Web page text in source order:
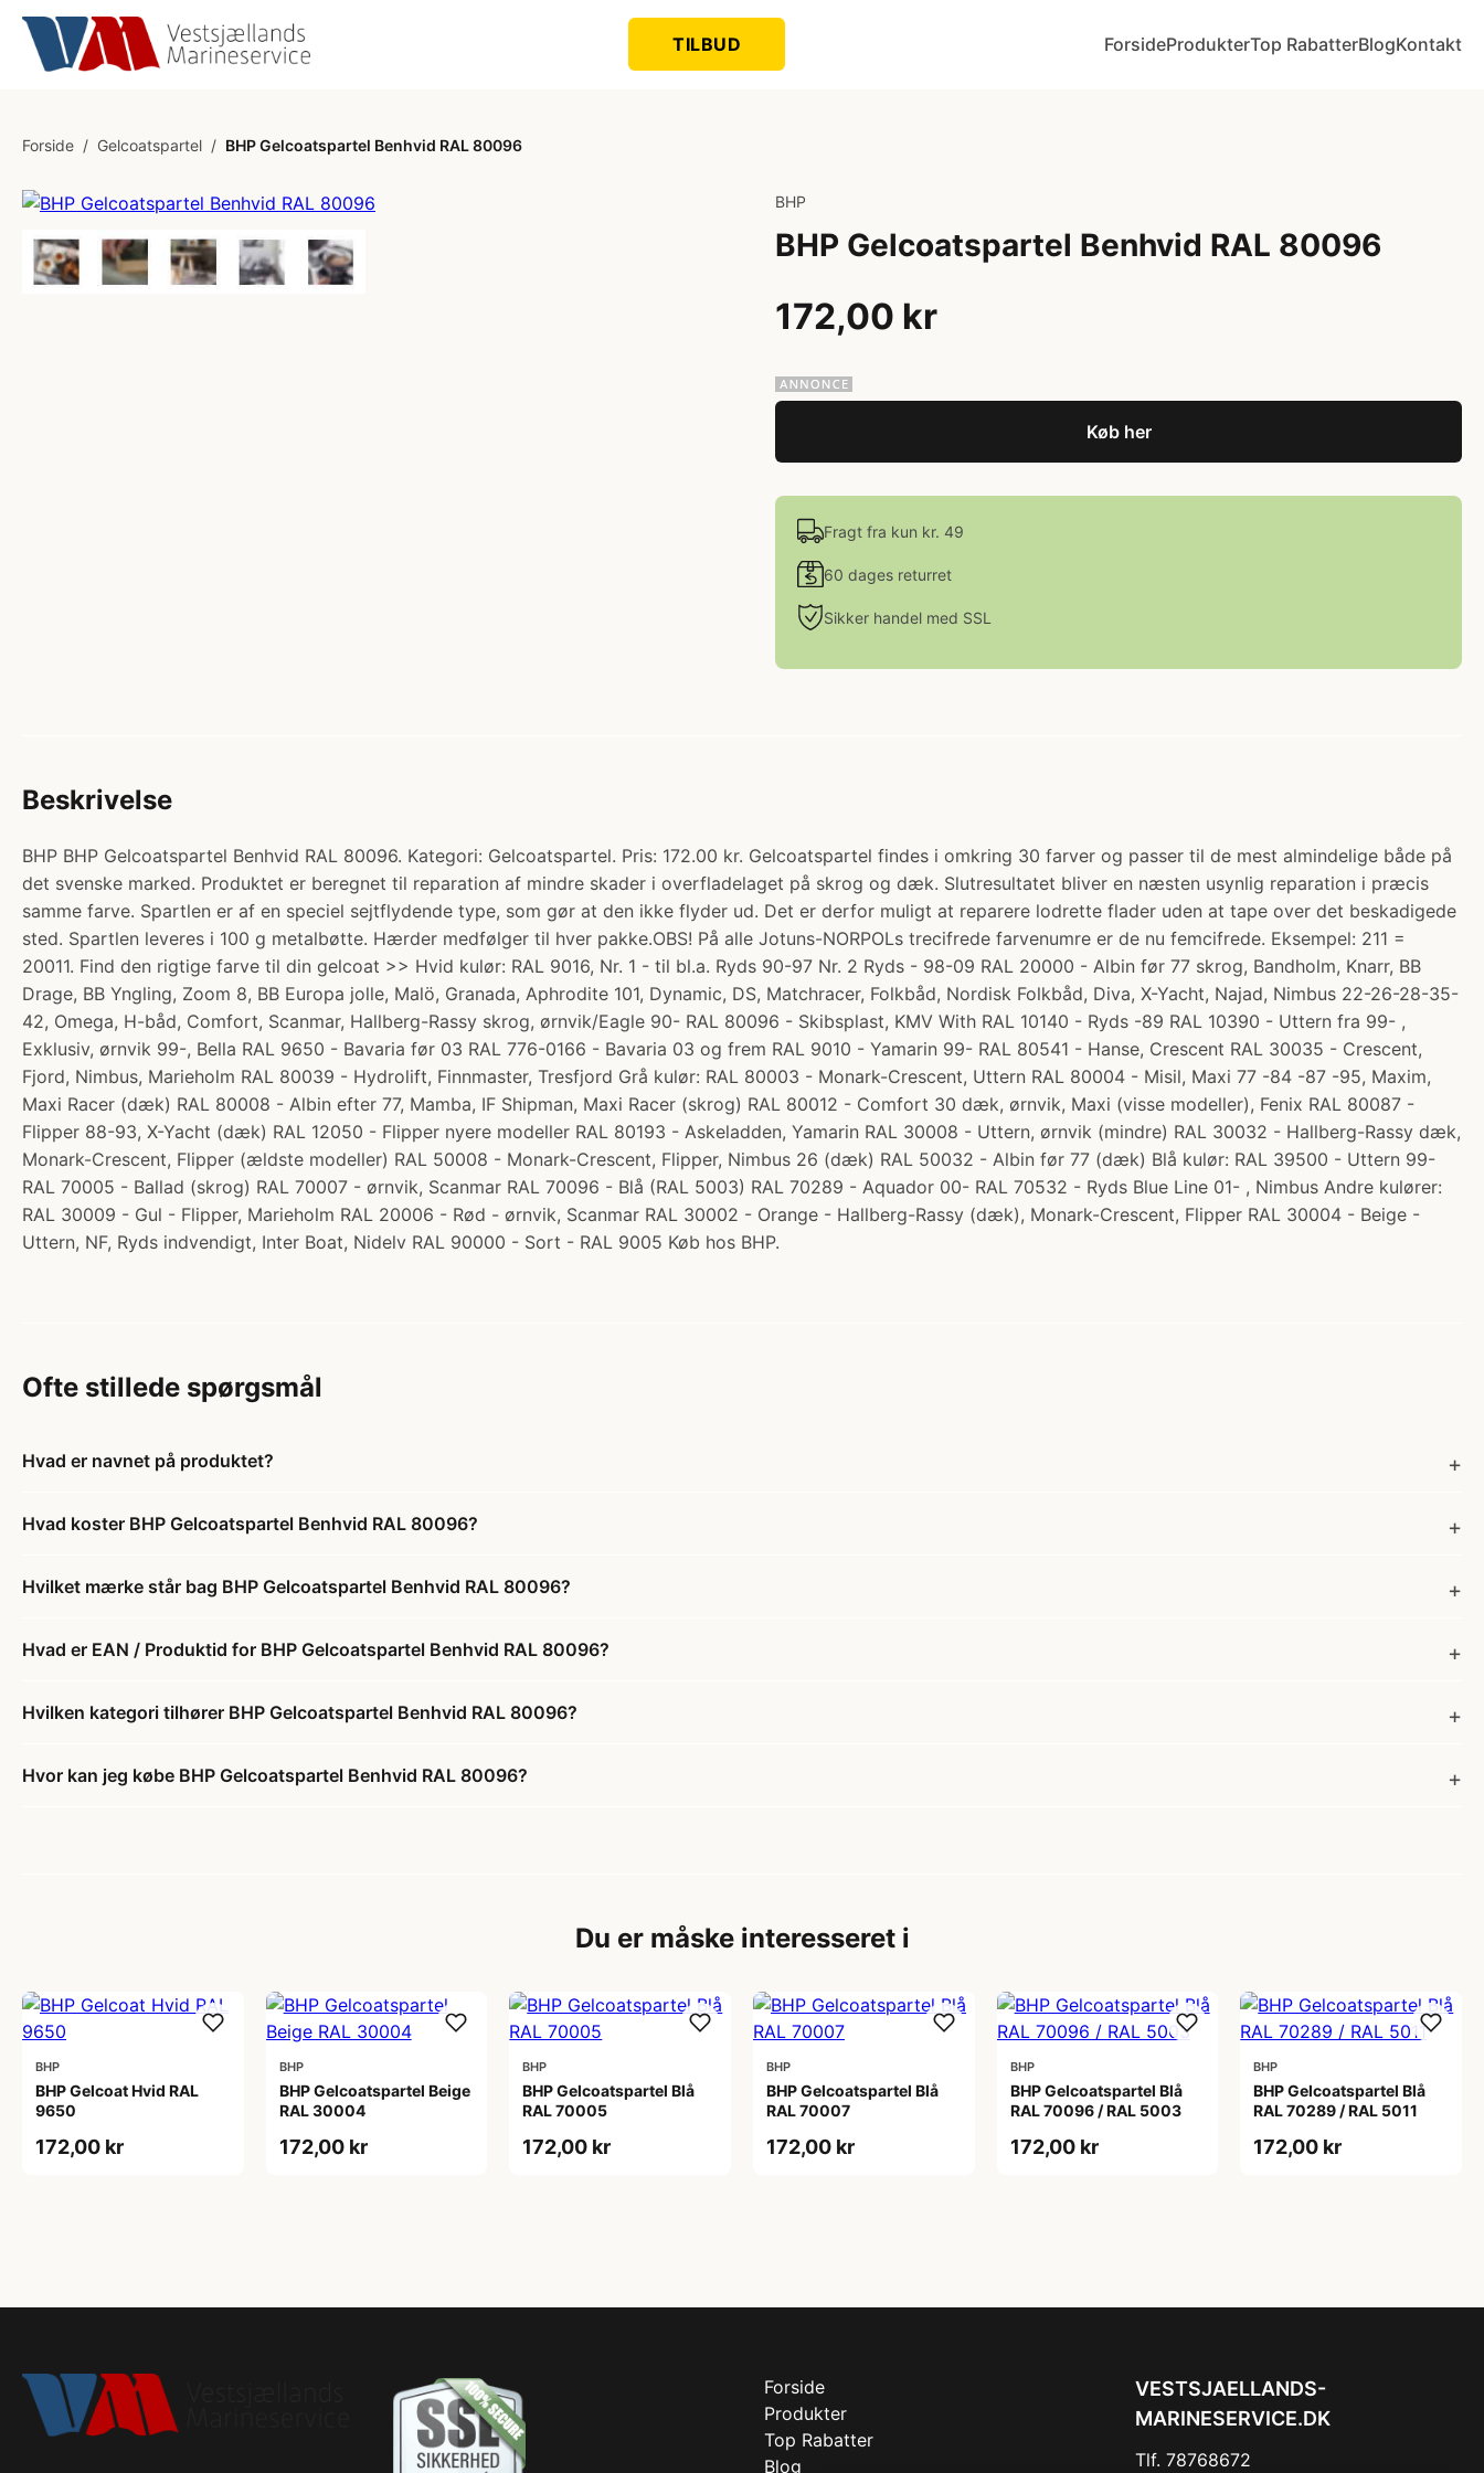
TILBUD ForsideProdukterTop RabatterBlogKontakt
Forside / Gelcoatspartel / BHP Gelcoatspartel Benhvid RAL 80096
BHP
BHP Gelcoatspartel Benhvid RAL 80096
172,00 kr
Køb her
Fragt fra kun kr. 49
60 dages returret
Sikker handel med SSL
Beskrivelse
BHP BHP Gelcoatspartel Benhvid RAL 80096. Kategori: Gelcoatspartel. Pris: 172.00 kr. Gelcoatspartel findes i omkring 30 farver og passer til de mest almindelige både på
det svenske marked. Produktet er beregnet til reparation af mindre skader i overfladelaget på skrog og dæk. Slutresultatet bliver en næsten usynlig reparation i præcis
samme farve. Spartlen er af en speciel sejtflydende type, som gør at den ikke flyder ud. Det er derfor muligt at reparere lodrette flader uden at tape over det beskadigede
sted. Spartlen leveres i 100 g metalbøtte. Hærder medfølger til hver pakke.OBS! På alle Jotuns-NORPOLs trecifrede farvenumre er de nu femcifrede. Eksempel: 211 =
20011. Find den rigtige farve til din gelcoat >> Hvid kulør: RAL 9016, Nr. 1 - til bl.a. Ryds 90-97 Nr. 2 Ryds - 98-09 RAL 20000 - Albin før 77 skrog, Bandholm, Knarr, BB
Drage, BB Yngling, Zoom 8, BB Europa jolle, Malö, Granada, Aphrodite 101, Dynamic, DS, Matchracer, Folkbåd, Nordisk Folkbåd, Diva, X-Yacht, Najad, Nimbus 22-26-28-35-
42, Omega, H-båd, Comfort, Scanmar, Hallberg-Rassy skrog, ørnvik/Eagle 90- RAL 80096 - Skibsplast, KMV With RAL 10140 - Ryds -89 RAL 10390 - Uttern fra 99- ,
Exklusiv, ørnvik 99-, Bella RAL 9650 - Bavaria før 03 RAL 776-0166 - Bavaria 03 og frem RAL 9010 - Yamarin 99- RAL 80541 - Hanse, Crescent RAL 30035 - Crescent,
Fjord, Nimbus, Marieholm RAL 80039 - Hydrolift, Finnmaster, Tresfjord Grå kulør: RAL 80003 - Monark-Crescent, Uttern RAL 80004 - Misil, Maxi 77 -84 -87 -95, Maxim,
Maxi Racer (dæk) RAL 80008 - Albin efter 77, Mamba, IF Shipman, Maxi Racer (skrog) RAL 80012 - Comfort 30 dæk, ørnvik, Maxi (visse modeller), Fenix RAL 80087 -
Flipper 88-93, X-Yacht (dæk) RAL 12050 - Flipper nyere modeller RAL 80193 - Askeladden, Yamarin RAL 30008 - Uttern, ørnvik (mindre) RAL 30032 - Hallberg-Rassy dæk,
Monark-Crescent, Flipper (ældste modeller) RAL 50008 - Monark-Crescent, Flipper, Nimbus 26 (dæk) RAL 50032 - Albin før 77 (dæk) Blå kulør: RAL 39500 - Uttern 99-
RAL 70005 - Ballad (skrog) RAL 70007 - ørnvik, Scanmar RAL 70096 - Blå (RAL 5003) RAL 70289 - Aquador 00- RAL 70532 - Ryds Blue Line 01- , Nimbus Andre kulører:
RAL 30009 - Gul - Flipper, Marieholm RAL 20006 - Rød - ørnvik, Scanmar RAL 30002 - Orange - Hallberg-Rassy (dæk), Monark-Crescent, Flipper RAL 30004 - Beige -
Uttern, NF, Ryds indvendigt, Inter Boat, Nidelv RAL 90000 - Sort - RAL 9005 Køb hos BHP.
Ofte stillede spørgsmål
Hvad er navnet på produktet?
Hvad koster BHP Gelcoatspartel Benhvid RAL 80096?
Hvilket mærke står bag BHP Gelcoatspartel Benhvid RAL 80096?
Hvad er EAN / Produktid for BHP Gelcoatspartel Benhvid RAL 80096?
Hvilken kategori tilhører BHP Gelcoatspartel Benhvid RAL 80096?
Hvor kan jeg købe BHP Gelcoatspartel Benhvid RAL 80096?
Du er måske interesseret i
BHP
BHP Gelcoat Hvid RAL
9650
172,00 kr
BHP
BHP Gelcoatspartel Beige
RAL 30004
172,00 kr
BHP
BHP Gelcoatspartel Blå
RAL 70005
172,00 kr
BHP
BHP Gelcoatspartel Blå
RAL 70007
172,00 kr
BHP
BHP Gelcoatspartel Blå
RAL 70096 / RAL 5003
172,00 kr
BHP
BHP Gelcoatspartel Blå
RAL 70289 / RAL 5011
172,00 kr
Forside
Produkter
Top Rabatter
Blog
VESTSJAELLANDS-
MARINESERVICE.DK
Tlf. 78768672